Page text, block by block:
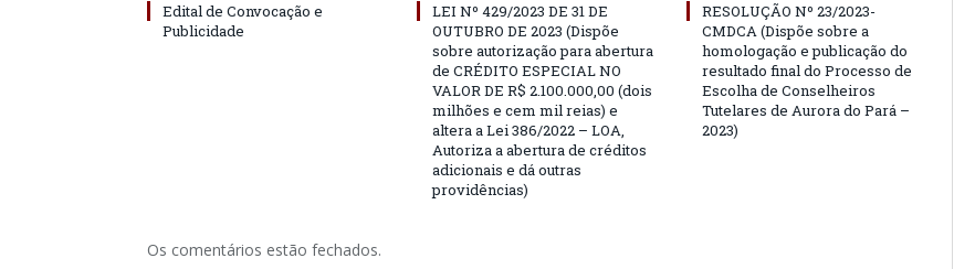
Edital de Convocação e
Publicidade
LEI Nº 429/2023 DE 31 DE
OUTUBRO DE 2023 (Dispõe
sobre autorização para abertura
de CRÉDITO ESPECIAL NO
VALOR DE R$ 2.100.000,00 (dois
milhões e cem mil reias) e
altera a Lei 386/2022 – LOA,
Autoriza a abertura de créditos
adicionais e dá outras
providências)
RESOLUÇÃO Nº 23/2023-
CMDCA (Dispõe sobre a
homologação e publicação do
resultado final do Processo de
Escolha de Conselheiros
Tutelares de Aurora do Pará –
2023)
Os comentários estão fechados.